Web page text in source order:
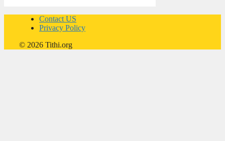
Contact US
Privacy Policy
© 2026 Tithi.org